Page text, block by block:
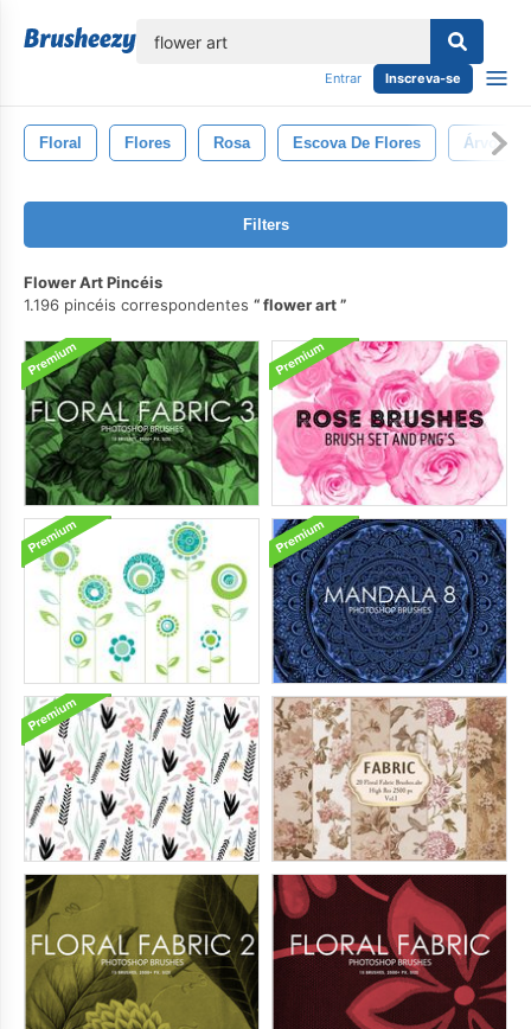
Entrar Inscreva-se
Floral Flores Rosa Escova De Flores Árvore
Filters
Flower Art Pincéis
1.196 pincéis correspondentes
flower art